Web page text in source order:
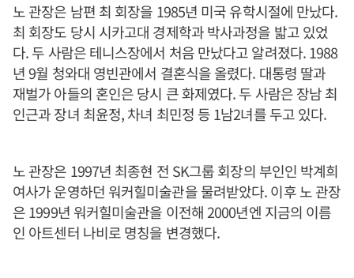
노 관장은 남편 최 회장을 1985년 미국 유학시절에 만났다.
최 회장도 당시 시카고대 경제학과 박사과정을 밟고 있었
다. 두 사람은 테니스장에서 처음 만났다고 알려졌다. 1988
년 9월 청와대 영빈관에서 결혼식을 올렸다. 대통령 딸과
재벌가 아들의 혼인은 당시 큰 화제였다. 두 사람은 장남 최
인근과 장녀 최윤정, 차녀 최민정 등 1남2녀를 두고 있다.
노 관장은 1997년 최종현 전 SK그룹 회장의 부인인 박계희
여사가 운영하던 워커힐미술관을 물려받았다. 이후 노 관장
은 1999년 워커힐미술관을 이전해 2000년엔 지금의 이름
인 아트센터 나비로 명칭을 변경했다.